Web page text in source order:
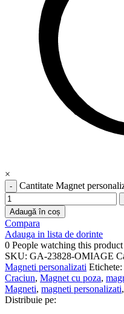
×
Cantitate Magnet
Adaugă în coș
Compara
Adauga in lista de dorinte
0 People watching this
SKU: GA-23828-OMIAGE
Magneti personalizati Etichete:
Craciun, Magnet cu poza,
Magneti, magneti personalizati,
Distribuie pe: